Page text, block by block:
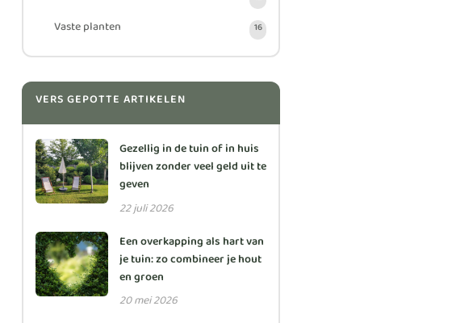
Vaste planten 16
VERS GEPOTTE ARTIKELEN
Gezellig in de tuin of in huis
blijven zonder veel geld uit te
geven
22 juli 2026
Een overkapping als hart van
je tuin: zo combineer je hout
en groen
20 mei 2026